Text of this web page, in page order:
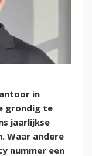
in
grondig te
jaarlijkse
Waar andere
nummer een